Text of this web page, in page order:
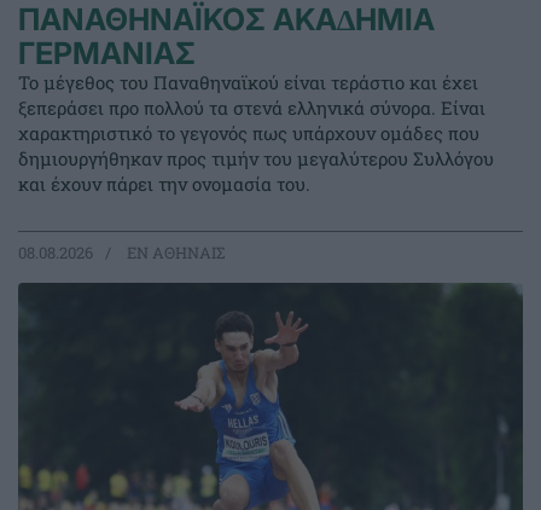
ΠΑΝΑΘΗΝΑΪΚΟΣ ΑΚΑ∆ΗΜΙΑ
ΓΕΡΜΑΝΙΑΣ
Το μέγεθος του Παναθηναϊκού είναι τεράστιο και έχει
ξεπεράσει προ πολλού τα στενά ελληνικά σύνορα. Είναι
χαρακτηριστικό το γεγονός πως υπάρχουν ομάδες που
δημιουργήθηκαν προς τιμήν του μεγαλύτερου Συλλόγου
και έχουν πάρει την ονομασία του.
08.08.2026 EΝ ΑΘΗΝΑΙΣ